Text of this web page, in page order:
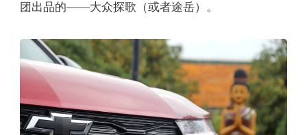
团出品的——大众探歌（或者途岳）。